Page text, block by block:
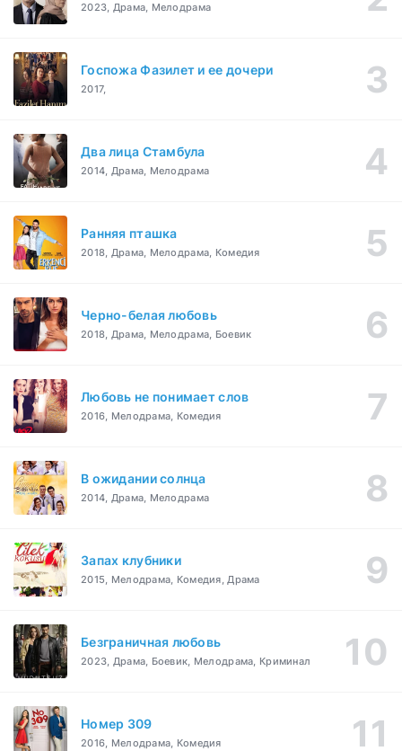
2023, Драма, Мелодрама
Госпожа Фазилет и ее дочери
2017,
Два лица Стамбула
2014, Драма, Мелодрама
Ранняя пташка
2018, Драма, Мелодрама, Комедия
Черно-белая любовь
2018, Драма, Мелодрама, Боевик
Любовь не понимает слов
2016, Мелодрама, Комедия
В ожидании солнца
2014, Драма, Мелодрама
Запах клубники
2015, Мелодрама, Комедия, Драма
Безграничная любовь
2023, Драма, Боевик, Мелодрама, Криминал
Номер 309
2016, Мелодрама, Комедия